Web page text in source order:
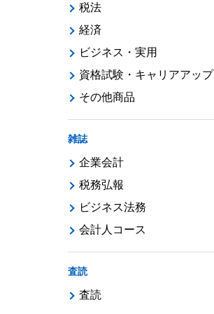
税法
経済
ビジネス・実用
資格試験・キャリアアップ
その他商品
雑誌
企業会計
税務弘報
ビジネス法務
会計人コース
査読
査読